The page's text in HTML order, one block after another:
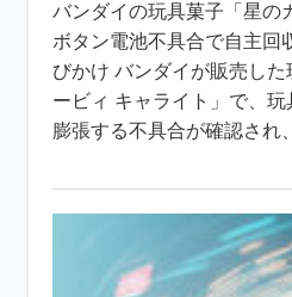
バンダイの玩具菓子「星の
ボタン電池不具合で自主
びかけ バンダイが販売し
ービィ キャライト」で、
膨張する不具合が確認され